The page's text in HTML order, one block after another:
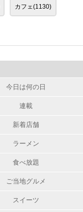
カフェ(1130)
今日は何の日
連載
新着店舗
ラーメン
食べ放題
ご当地グルメ
スイーツ